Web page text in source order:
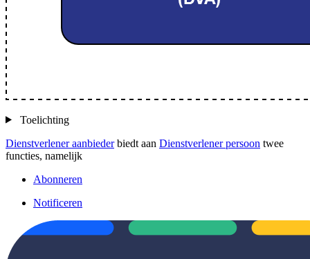
Toelichting
Dienstverlener aanbiederbiedt aan Dienstverlener persoon twee
functies, namelijk
Abonneren
Notificeren